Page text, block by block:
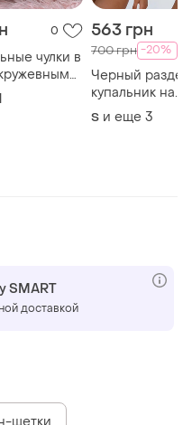
0
чулки в
(размер
563 грн
700 грн -20%
Черный
купальник на
завязках с
(s, m, l, xl)
S и еще 3
SMART
доставкой